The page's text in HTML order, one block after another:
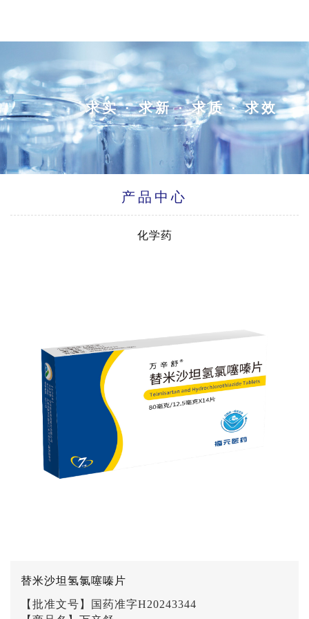
求实 · 求新 · 求质 · 求效
产品中心
化学药
替米沙坦氢氯噻嗪片
【批准文号】国药准字H20243344